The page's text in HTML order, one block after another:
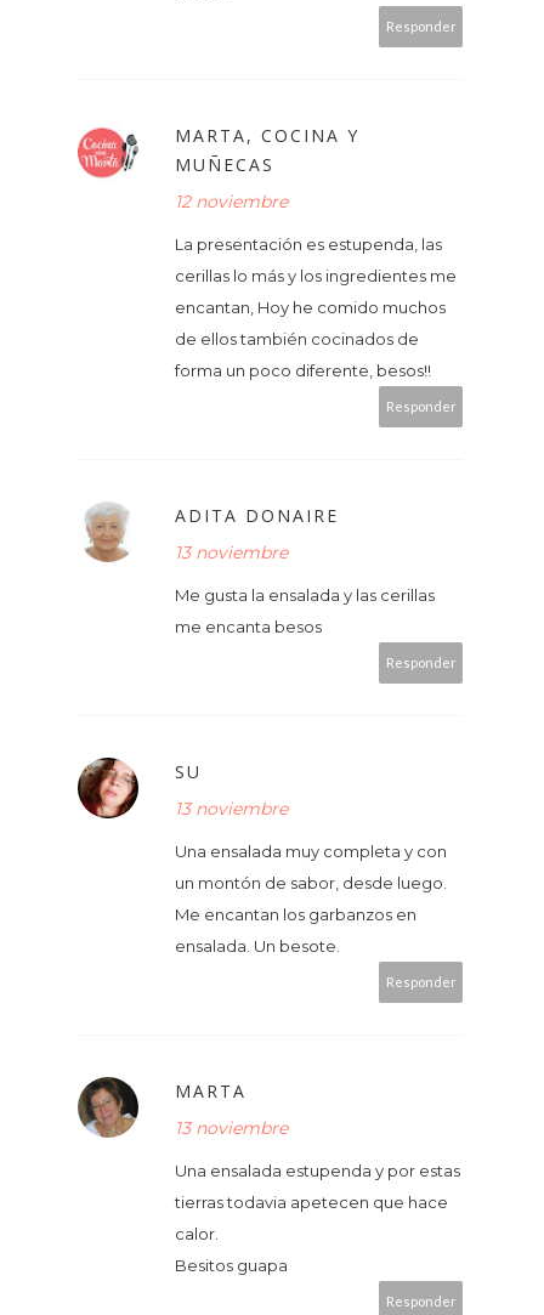
Responder
MARTA, COCINA Y
MUÑECAS
12 noviembre
La presentación es estupenda, las
cerillas lo más y los ingredientes me
encantan, Hoy he comido muchos
de ellos también cocinados de
forma un poco diferente, besos!!
Responder
ADITA DONAIRE
13 noviembre
Me gusta la ensalada y las cerillas
me encanta besos
Responder
SU
13 noviembre
Una ensalada muy completa y con
un montón de sabor, desde luego.
Me encantan los garbanzos en
ensalada. Un besote.
Responder
MARTA
13 noviembre
Una ensalada estupenda y por estas
tierras todavia apetecen que hace
calor.
Besitos guapa
Responder